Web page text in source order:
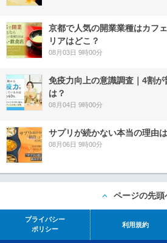
京都で人気の開業業種はカフ
リアはどこ？
08月03日 9時00分
免疫力向上の意識調査｜4割
は？
08月04日 9時00分
サプリが続かない本当の理由
08月06日 9時00分
ページの先頭
プライバシー
ポリシー
利用規約